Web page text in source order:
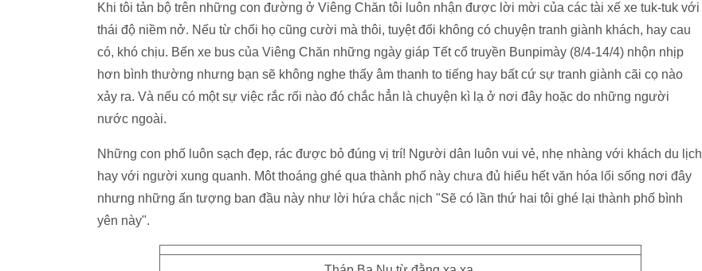
Khi tôi tản bộ trên những con đường ở Viêng Chăn tôi luôn nhận được lời mời của các tài xế xe tuk-tuk với
thái độ niềm nở. Nếu từ chối họ cũng cười mà thôi, tuyệt đối không có chuyện tranh giành khách, hay cau
có, khó chịu. Bến xe bus của Viêng Chăn những ngày giáp Tết cổ truyền Bunpimày (8/4-14/4) nhộn nhịp
hơn bình thường nhưng bạn sẽ không nghe thấy âm thanh to tiếng hay bất cứ sự tranh giành cãi cọ nào
xảy ra. Và nếu có một sự việc rắc rối nào đó chắc hẳn là chuyện kì lạ ở nơi đây hoặc do những người
nước ngoài.
Những con phố luôn sạch đẹp, rác được bỏ đúng vị trí! Người dân luôn vui vẻ, nhẹ nhàng với khách du lịch
hay với người xung quanh. Môt thoáng ghé qua thành phố này chưa đủ hiểu hết văn hóa lối sống nơi đây
nhưng những ấn tượng ban đầu này như lời hứa chắc nịch "Sẽ có lần thứ hai tôi ghé lại thành phố bình
yên này".